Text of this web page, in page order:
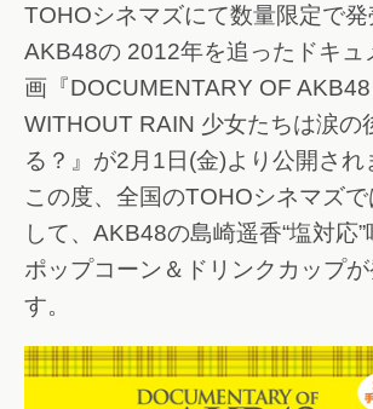
TOHOシネマズにて数量限定で発
AKB48の 2012年を追ったドキュ
画『DOCUMENTARY OF
WITHOUT RAIN 少女たちは涙の
る？』が2月1日(金)より公開され
この度、全国のTOHOシネマズ
して、AKB48の島崎遥香“塩対応
ポップコーン＆ドリンクカップが
す。